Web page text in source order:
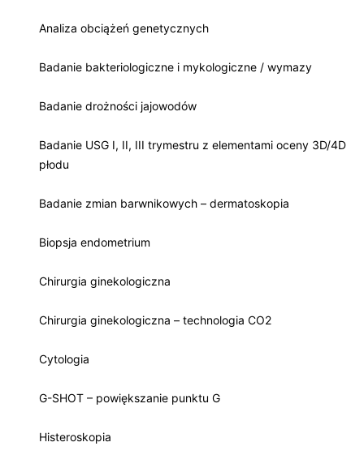
Analiza obciążeń genetycznych
Badanie bakteriologiczne i mykologiczne / wymazy
Badanie drożności jajowodów
Badanie USG I, II, III trymestru z elementami oceny 3D/4D
płodu
Badanie zmian barwnikowych – dermatoskopia
Biopsja endometrium
Chirurgia ginekologiczna
Chirurgia ginekologiczna – technologia CO2
Cytologia
G-SHOT – powiększanie punktu G
Histeroskopia